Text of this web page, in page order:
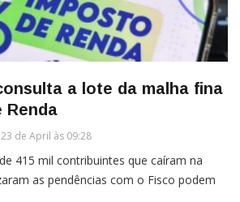
a lote da malha fina
Renda
de April às 09:28
415 mil contribuintes que caíram na
as pendências com o Fisco podem